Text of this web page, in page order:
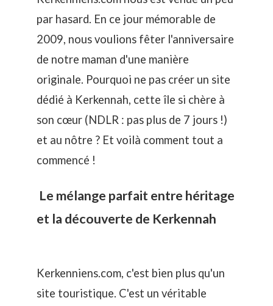
par hasard. En ce jour mémorable de
2009, nous voulions fêter l'anniversaire
de notre maman d'une manière
originale. Pourquoi ne pas créer un site
dédié à Kerkennah, cette île si chère à
son cœur (NDLR : pas plus de 7 jours !)
et au nôtre ? Et voilà comment tout a
commencé !
Le mélange parfait entre héritage
et la découverte de Kerkennah
Kerkenniens.com, c'est bien plus qu'un
site touristique. C'est un véritable